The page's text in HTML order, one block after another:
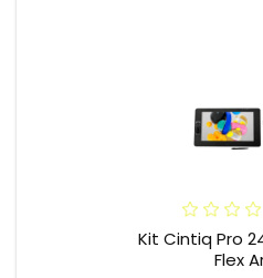
Kit Cintiq Pro 24' +
Flex